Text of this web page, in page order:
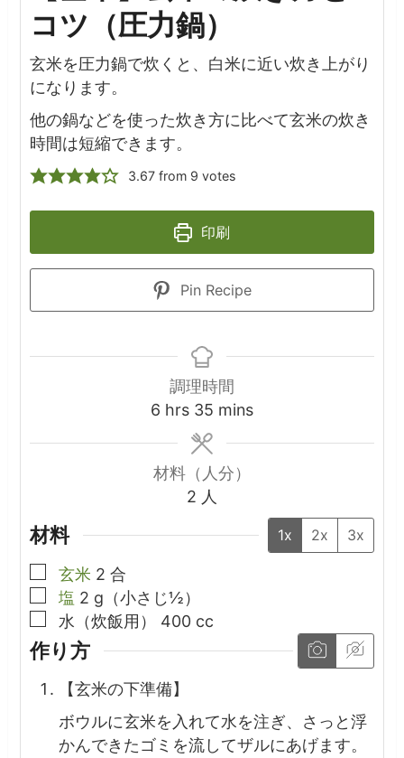
コツ（圧力鍋）
玄米を圧力鍋で炊くと、白米に近い炊き上がり
になります。
他の鍋などを使った炊き方に比べて玄米の炊き
時間は短縮できます。
3.67from 9 votes
印刷
Pin Recipe
調理時間
6 hours
hrs 35 minutes
mins
材料（人分）
2 人
材料 1x 2x 3x
▢
玄米 2 合
▢
塩 2 g（小さじ½）
▢
水（炊飯用） 400 cc
作り方
【玄米の下準備】
ボウルに玄米を入れて水を注ぎ、さっと浮
かんできたゴミを流してザルにあげます。